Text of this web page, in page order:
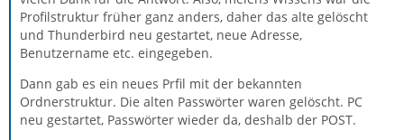
Profilstruktur früher ganz anders, daher das alte gelöscht
und Thunderbird neu gestartet, neue Adresse,
Benutzername etc. eingegeben.
Dann gab es ein neues Prfil mit der bekannten
Ordnerstruktur. Die alten Passwörter waren gelöscht. PC
neu gestartet, Passwörter wieder da, deshalb der POST.